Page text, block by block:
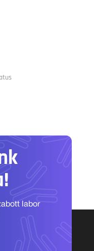
labor